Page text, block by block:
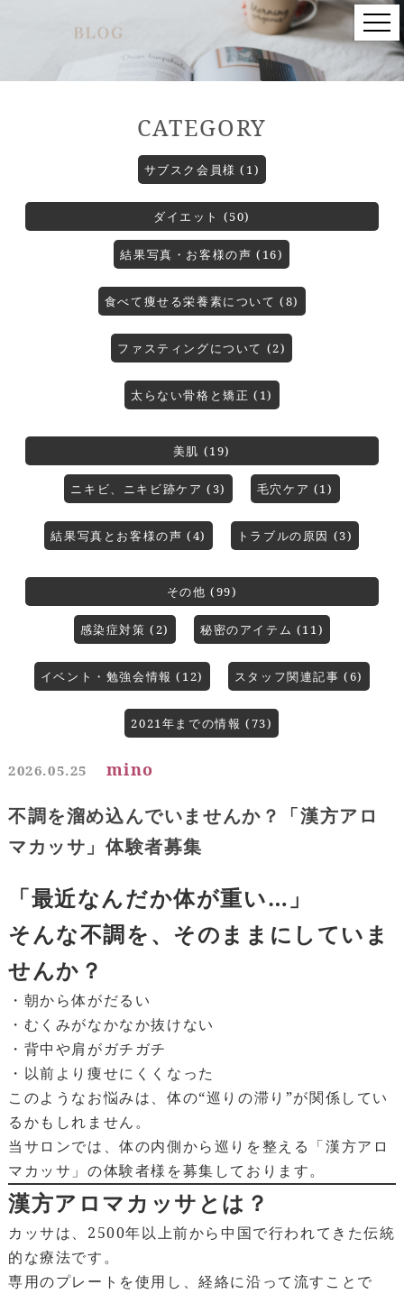
CATEGORY
サブスク会員様 (1)
ダイエット (50)
結果写真・お客様の声 (16)
食べて痩せる栄養素について (8)
ファスティングについて (2)
太らない骨格と矯正 (1)
美肌 (19)
ニキビ、ニキビ跡ケア (3) 毛穴ケア (1)
結果写真とお客様の声 (4) トラブルの原因 (3)
その他 (99)
感染症対策 (2) 秘密のアイテム (11)
イベント・勉強会情報 (12) スタッフ関連記事 (6)
2021年までの情報 (73)
2026.05.25 mino
不調を溜め込んでいませんか？「漢方アロ
マカッサ」体験者募集
「最近なんだか体が重い…」
そんな不調を、そのままにしていま
せんか？
・朝から体がだるい
・むくみがなかなか抜けない
・背中や肩がガチガチ
・以前より痩せにくくなった
このようなお悩みは、体の“巡りの滞り”が関係してい
るかもしれません。
当サロンでは、体の内側から巡りを整える「漢方アロ
マカッサ」の体験者様を募集しております。
漢方アロマカッサとは？
カッサは、2500年以上前から中国で行われてきた伝統
的な療法です。
専用のプレートを使用し、経絡に沿って流すことで